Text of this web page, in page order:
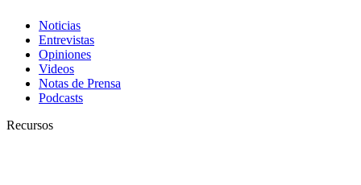
Noticias
Entrevistas
Opiniones
Videos
Notas de Prensa
Podcasts
Recursos